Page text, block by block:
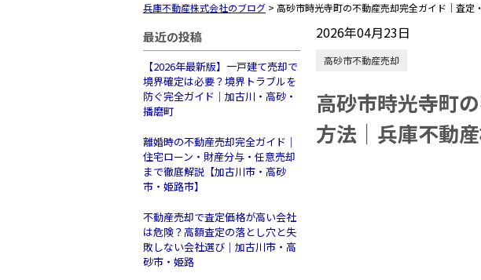
兵庫不動産株式会社のブログ > 高砂市時光寺町の不動産売却完全ガイド｜査
最近の投稿
【2026年最新版】一戸建て売却で
境界確定は必要？境界トラブルを
防ぐ完全ガイド｜加古川・高砂・
播磨町
離婚時の不動産売却完全ガイド｜
住宅ローン・財産分与・任意売却
まで徹底解説【加古川市・高砂
市・姫路市】
不動産売却で査定価格が高い会社
は危険？高額査定の落とし穴と失
敗しない会社選び｜加古川市・高
砂市・姫路
2026年04月23日
高砂市不動産売却
高砂市時光寺町
方法｜兵庫不動